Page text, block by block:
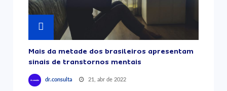
Mais da metade dos brasileiros apresentam
sinais de transtornos mentais
dr.consulta 21, abr de 2022